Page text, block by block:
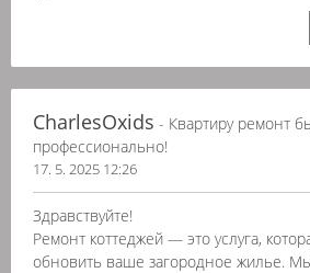
CharlesOxids - Квартиру ремонт
профессионально!
17. 5. 2025 12:26
Здравствуйте!
Ремонт коттеджей — это услуга,
обновить ваше загородное жилье.